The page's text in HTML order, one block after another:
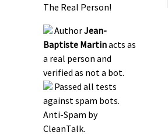
The Real Person!
AuthorJean-
Baptiste Martinacts as
a real person and
verified as not a bot.
Passed all tests
against spam bots.
Anti-Spam by
CleanTalk.